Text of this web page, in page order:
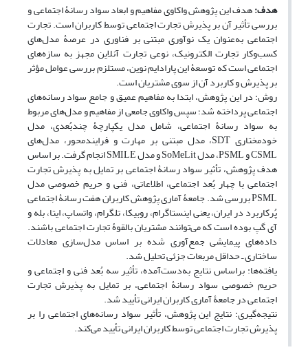
هدف:هدف این پژوهش واکاوی مفاهیم و ابعاد سواد رسانۀ اجتماعی و
بررسی تأثیر آن بر پذیرش تجارت اجتماعی توسط کاربران است. تجارت
اجتماعی به‌عنوان یک نوآوری مبتنی بر فناوری در عرصۀ مدل‌های
کسب‌وکار تجارت الکترونیک، نوعی تجارت آنلاین مجهز به سازه‌های
اجتماعی است که توسعۀ این پارادایم نوین، مستلزم بررسی عوامل مؤثر
بر پذیرش و کاربرد آن از سوی مشتریان است.
روش: در این پژوهش، ابتدا به مفاهیم عمیق و جامع سواد رسانه‌های
اجتماعی پرداخته شد؛ سپس واکاوی جامعی از مفاهیم و مدل‌های مربوط
به سواد رسانۀ اجتماعی، شامل مدل یکپارچۀ چندبُعدی، مدل
خودمختاری SDT، مدل مبتنی بر مهارت و فرایندمحور، مدل‌های
CSML و PSML، مدل SoMeLit و مدل SMILE انجام گرفت. بر اساس
هدف پژوهش، تأثیر سواد رسانۀ اجتماعی بر تمایل به پذیرش تجارت
اجتماعی با چهار بُعد اجتماعی، اطلاعاتی، فنی و حریم خصوصی مدل
PSML بررسی شد. جامعۀ آماری پژوهش کاربران هفت رسانۀ اجتماعی
پُرکاربرد در ایران، یعنی اینستاگرام، روبیکا، تلگرام، واتساپ، ایتا، بله و
آی گپ بوده است که می‌توانند مشتریان بالقوۀ تجارت اجتماعی باشند.
داده‌های پیمایشی جمع‌آوری شده بر اساس مدل‌سازی معادلات
ساختاری ـ حداقل مربعات جزئی تحلیل شد.
یافته‌ها: براساس نتایج به‌دست‌آمده، تأثیر سه بُعد فنی و اجتماعی و
حریم خصوصی سواد رسانۀ اجتماعی، بر تمایل به پذیرش تجارت
اجتماعی در جامعۀ آماری کاربران ایرانی تأیید شد.
نتیجه‌گیری: نتایج این پژوهش، تأثیر سواد رسانه‌های اجتماعی را بر
پذیرش تجارت اجتماعی توسط کاربران ایرانی تأیید می‌کند.